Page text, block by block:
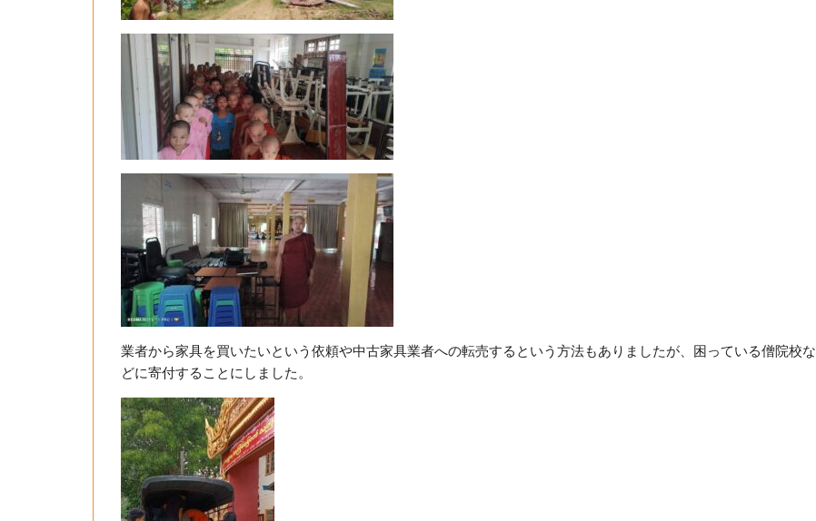
業者から家具を買いたいという依頼や中古家具業者への転売するという方法もありましたが、困っている僧院校な
どに寄付することにしました。